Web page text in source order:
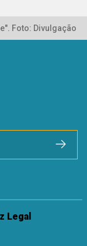
Foto: Divulgação
Legal